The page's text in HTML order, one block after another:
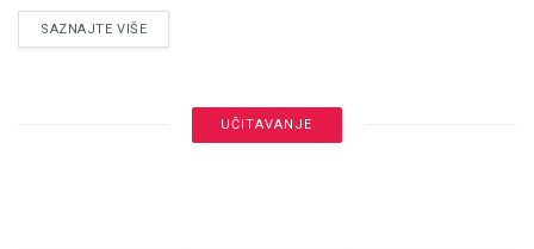
SAZNAJTE VIŠEDETAILS
UČITAVANJE